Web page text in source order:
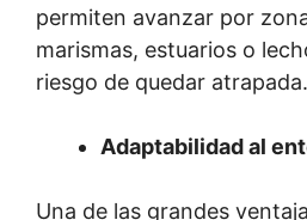
permiten avanzar por
marismas, estuarios o
riesgo de quedar atrapada.
Adaptabilidad al
Una de las grandes